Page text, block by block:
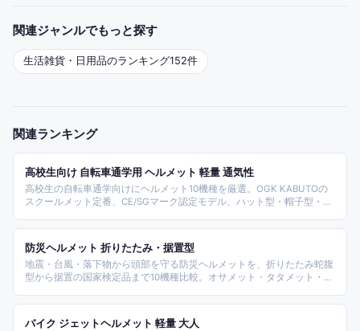
関連ジャンルでもっと探す
生活雑貨・日用品のランキング152件
関連ランキング
高校生向け 自転車通学用 ヘルメット 軽量 通気性
高校生の自転車通学向けにヘルメット10機種を厳選。OGK KABUTOの
スクールメット定番、CE/SGマーク認定モデル、ハット型・帽子型・サ
軽量・通気性・デザイン性のバランスを軸に選定した。
防災ヘルメット 折りたたみ・据置型
地震・台風・落下物から頭部を守る防災ヘルメットを、折りたたみ蛇腹
型から据置の国家検定品まで10機種比較。オサメット・タタメット・ス
途別に分類しました。
バイク ジェットヘルメット 軽量 大人